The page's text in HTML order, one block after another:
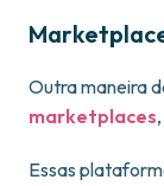
Outra maneira
marketplaces
Essas